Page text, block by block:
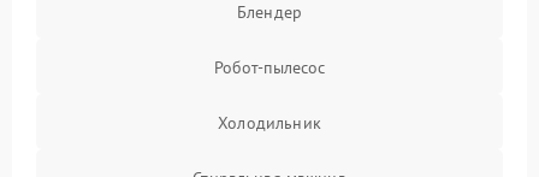
Блендер
Робот-пылесос
Холодильник